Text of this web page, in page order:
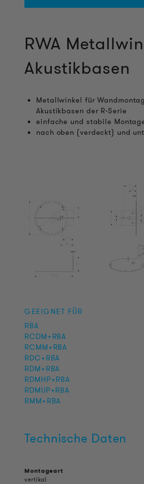
RWA
Akustikbasen
Metallwinkel für
Akustikbasen der R-Serie
einfache und stabile
nach oben (verdeckt) und
GEEIGNET FÜR
RBA
RCDM+RBA
RCMM+RBA
RDC+RBA
RDM+RBA
RDMHP+RBA
RDMUP+RBA
RMM+RBA
Technische Daten
Montageart
vertikal